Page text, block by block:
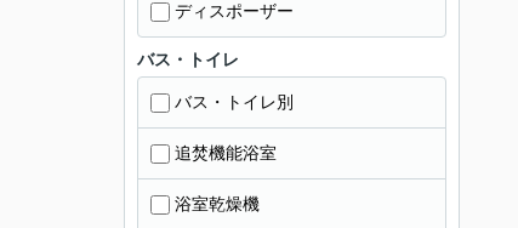
ディスポーザー
バス・トイレ
バス・トイレ別
追焚機能浴室
浴室乾燥機